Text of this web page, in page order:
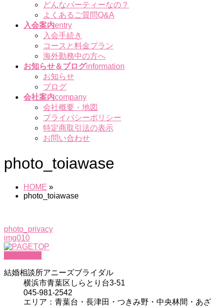
どんなパーティーなの？
よくあるご質問Q&A
入会案内entry
入会手続き
コースと料金プラン
海外勤務中の方へ
お知らせ＆ブログinformation
お知らせ
ブログ
会社案内company
会社概要・地図
プライバシーポリシー
特定商取引法の表示
お問い合わせ
photo_toiawase
HOME »
photo_toiawase
photo_privacy
img010
結婚相談所アニーズブライダル
横浜市青葉区しらとり台3-51
045-981-2542
エリア：青葉台・長津田・つきみ野・中央林間・あざ